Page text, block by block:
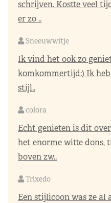
schrijven. Kostte veel
er zo ..
Sneeuwwitje
Ik vind het ook zo
komkommertijd:) Ik
stijl..
colora
Echt genieten is dit
het enorme witte dons,
boven zw..
Trixedo
Een stijlicoon was ze al